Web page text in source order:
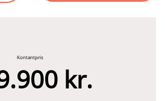
Kontantpris
kr.